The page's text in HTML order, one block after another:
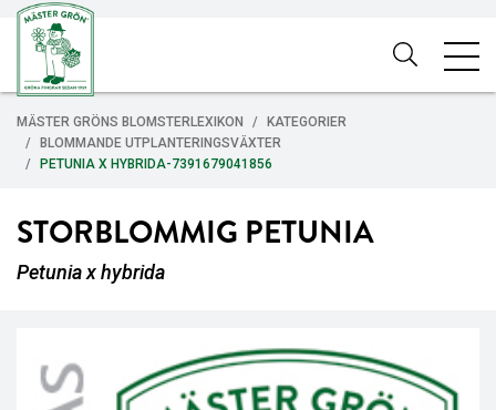
MÄSTER GRÖNS BLOMSTERLEXIKON
KATEGORIER
BLOMMANDE UTPLANTERINGSVÄXTER
PETUNIA X HYBRIDA-7391679041856
STORBLOMMIG PETUNIA
Petunia x hybrida